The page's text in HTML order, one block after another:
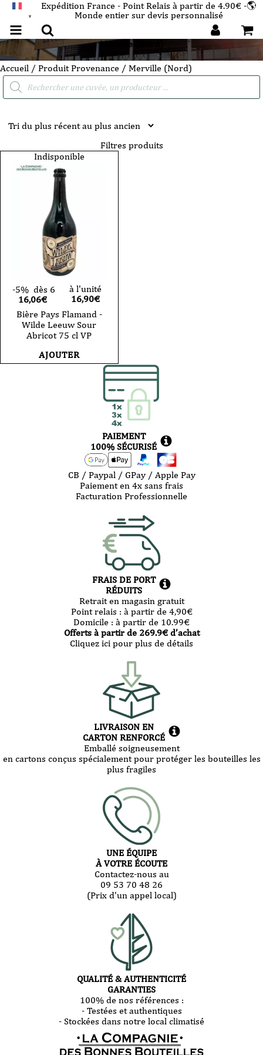
▼
Expédition France - Point Relais à partir de 4.90€ -🌎
Monde entier sur devis personnalisé
Merville (Nord)
Accueil / Produit Provenance / Merville (Nord)
Recherche
Filtres produits
Indisponible
-5% dès 6
16,06€
à l'unité
16,90€
Bière Pays Flamand -
Wilde Leeuw Sour
Abricot 75 cl VP
AJOUTER
PAIEMENT
100% SÉCURISÉ
CB / Paypal / GPay / Apple Pay
Paiement en 4x sans frais
Facturation Professionnelle
FRAIS DE PORT
RÉDUITS
Retrait en magasin gratuit
Point relais : à partir de 4,90€
Domicile : à partir de 10.99€
Offerts à partir de 269.9€ d’achat
Cliquez ici pour plus de détails
LIVRAISON EN
CARTON RENFORCÉ
Emballé soigneusement
en cartons conçus spécialement pour protéger les bouteilles les
plus fragiles
UNE ÉQUIPE
À VOTRE ÉCOUTE
Contactez-nous au
09 53 70 48 26
(Prix d'un appel local)
QUALITÉ & AUTHENTICITÉ
GARANTIES
100% de nos références :
- Testées et authentiques
- Stockées dans notre local climatisé